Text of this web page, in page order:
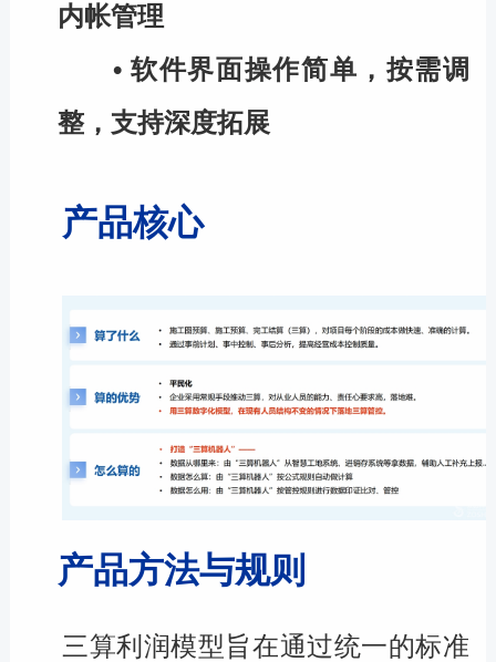
内帐管理
•软件界面操作简单，按需调
整，支持深度拓展
产品核心
产品方法与规则
三算利润模型旨在通过统一的标准